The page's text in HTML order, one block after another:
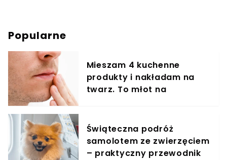
Popularne
Mieszam 4 kuchenne
produkty i nakładam na
twarz. To młot na
Świąteczna podróż
samolotem ze zwierzęciem
– praktyczny przewodnik